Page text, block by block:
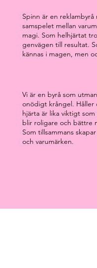
Spinn är en
samspelet mellan
magi. Som helhjärtat
genvägen till resultat.
kännas i magen, men
Vi är en byrå som
onödigt krångel. Håller
hjärta är lika viktigt
blir roligare och bättre
Som tillsammans
och varumärken.